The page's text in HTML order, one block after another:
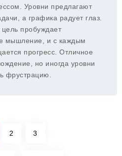
Уровни предлагают
а графика радует глаз.
пробуждает
мышление, и с каждым
прогресс. Отличное
но иногда уровни
фрустрацию.
2 3